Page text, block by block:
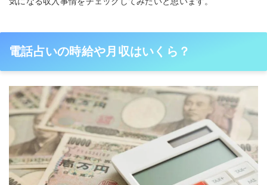
電話占いの時給や月収はいくら？